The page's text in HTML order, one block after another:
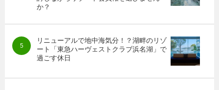
か？
リニューアルで地中海気分！？湖畔のリゾ
ート「東急ハーヴェストクラブ浜名湖」で
過ごす休日